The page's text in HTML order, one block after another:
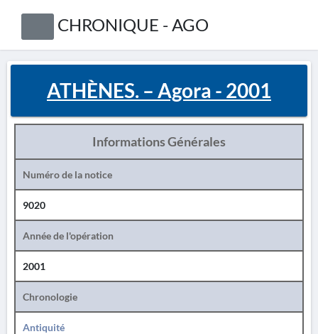
CHRONIQUE - AGO
ATHÈNES. – Agora - 2001
Informations Générales
Numéro de la notice
9020
Année de l'opération
2001
Chronologie
Antiquité